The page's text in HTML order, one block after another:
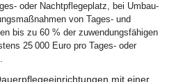
oder Nachtpflegeplatz, bei Umbau-
von Tages- und
bis zu 60 % der zuwendungsfähigen
25 000 Euro pro Tages- oder
mit einer